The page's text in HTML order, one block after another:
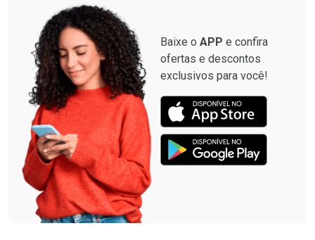
Baixe o APP e confira
ofertas e descontos
exclusivos para você!